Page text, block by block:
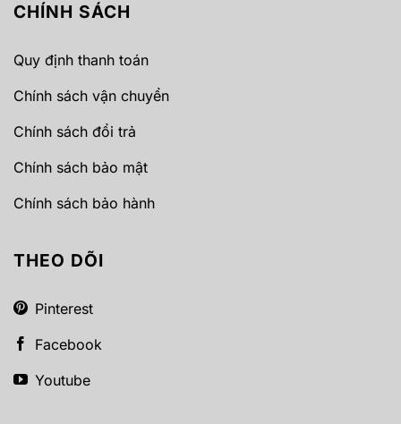
CHÍNH SÁCH
Quy định thanh toán
Chính sách vận chuyển
Chính sách đổi trả
Chính sách bảo mật
Chính sách bảo hành
THEO DÕI
Pinterest
Facebook
Youtube